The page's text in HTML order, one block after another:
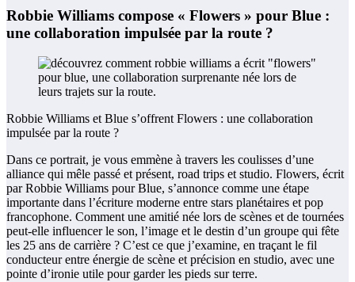
Robbie Williams compose « Flowers » pour Blue :
une collaboration impulsée par la route ?
Robbie Williams et Blue s’offrent Flowers : une collaboration
impulsée par la route ?
Dans ce portrait, je vous emmène à travers les coulisses d’une
alliance qui mêle passé et présent, road trips et studio. Flowers, écrit
par Robbie Williams pour Blue, s’annonce comme une étape
importante dans l’écriture moderne entre stars planétaires et pop
francophone. Comment une amitié née lors de scènes et de tournées
peut-elle influencer le son, l’image et le destin d’un groupe qui fête
les 25 ans de carrière ? C’est ce que j’examine, en traçant le fil
conducteur entre énergie de scène et précision en studio, avec une
pointe d’ironie utile pour garder les pieds sur terre.